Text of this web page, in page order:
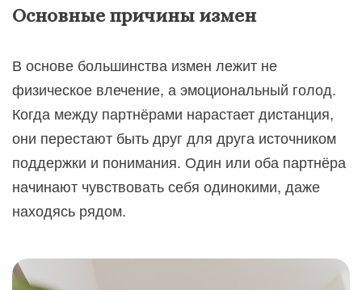
Основные причины измен
В основе большинства измен лежит не
физическое влечение, а эмоциональный голод.
Когда между партнёрами нарастает дистанция,
они перестают быть друг для друга источником
поддержки и понимания. Один или оба партнёра
начинают чувствовать себя одинокими, даже
находясь рядом.